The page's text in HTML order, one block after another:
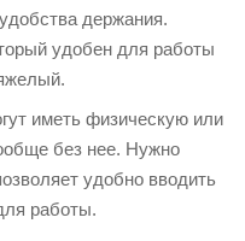
держания.
удобен для работы
иметь физическую или
без нее. Нужно
удобно вводить
работы.